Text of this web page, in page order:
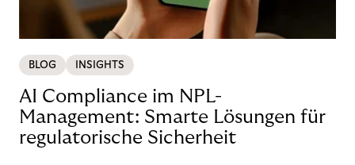
BLOG INSIGHTS
AI Compliance im NPL-
Management: Smarte Lösungen für
regulatorische Sicherheit